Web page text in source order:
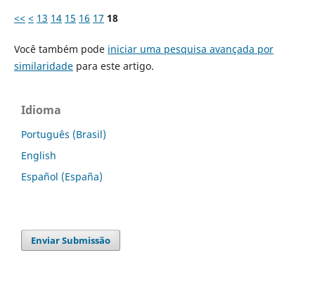
<< < 13 14 15 16 17 18
Você também pode iniciar uma pesquisa avançada por
similaridadepara este artigo.
Idioma
Português (Brasil)
English
Español (España)
Enviar Submissão